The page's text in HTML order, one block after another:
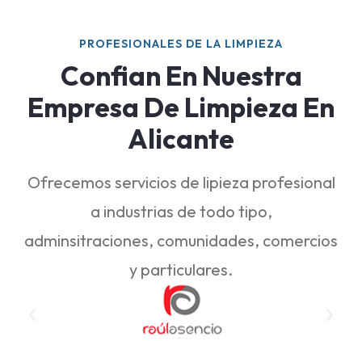
PROFESIONALES DE LA LIMPIEZA
Confian En Nuestra
Empresa De Limpieza En
Alicante
Ofrecemos servicios de lipieza profesional
a industrias de todo tipo,
adminsitraciones, comunidades, comercios
y particulares.